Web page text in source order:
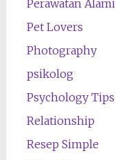
Perawatan Alami
Pet Lovers
Photography
psikolog
Psychology Tips
Relationship
Resep Simple